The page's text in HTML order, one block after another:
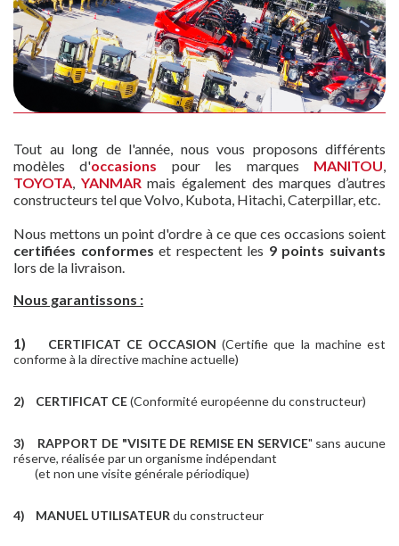
Tout au long de l'année, nous vous proposons différents
modèles d'occasions pour les marques MANITOU,
TOYOTA, YANMAR mais également des marques d’autres
constructeurs tel que Volvo, Kubota, Hitachi, Caterpillar, etc.
Nous mettons un point d'ordre à ce que ces occasions soient
certifiées conformes et respectent les 9 points suivants
lors de la livraison.
Nous garantissons :
1) CERTIFICAT CE OCCASION(Certifie que la machine est
conforme à la directive machine actuelle)
2) CERTIFICAT CE(Conformité européenne du constructeur)
3) RAPPORT DE "VISITE DE REMISE EN SERVICE" sans aucune
réserve, réalisée par un organisme indépendant
(et non une visite générale périodique)
4) MANUEL UTILISATEUR du constructeur